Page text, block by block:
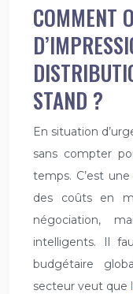
COMMENT
STAND ?
En situation
sans compter
temps. C’est
des coûts en
négociation,
intelligents. Il
budgétaire
secteur veut que